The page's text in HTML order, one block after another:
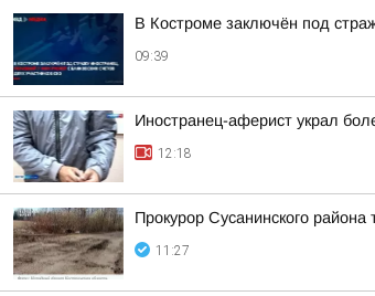
В Костроме заключён под
09:39
Иностранец-аферист украл
12:18
Прокурор Сусанинского
11:27